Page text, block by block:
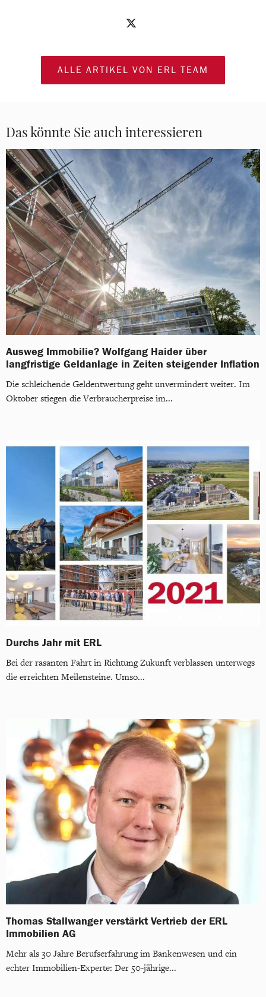
ALLE ARTIKEL VON ERL TEAM
Das könnte Sie auch interessieren
Ausweg Immobilie? Wolfgang Haider über
langfristige Geldanlage in Zeiten steigender Inflation
Die schleichende Geldentwertung geht unvermindert weiter. Im
Oktober stiegen die Verbraucherpreise im...
Durchs Jahr mit ERL
Bei der rasanten Fahrt in Richtung Zukunft verblassen unterwegs
die erreichten Meilensteine. Umso...
Thomas Stallwanger verstärkt Vertrieb der ERL
Immobilien AG
Mehr als 30 Jahre Berufserfahrung im Bankenwesen und ein
echter Immobilien-Experte: Der 50-jährige...